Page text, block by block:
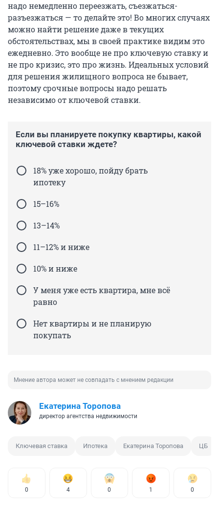
надо немедленно переезжать, съезжаться-
разъезжаться — то делайте это! Во многих случаях
можно найти решение даже в текущих
обстоятельствах, мы в своей практике видим это
ежедневно. Это вообще не про ключевую ставку и
не про кризис, это про жизнь. Идеальных условий
для решения жилищного вопроса не бывает,
поэтому срочные вопросы надо решать
независимо от ключевой ставки.
Если вы планируете покупку квартиры, какой
ключевой ставки ждете?
18% уже хорошо, пойду брать
ипотеку
15–16%
13–14%
11–12% и ниже
10% и ниже
У меня уже есть квартира, мне всё
равно
Нет квартиры и не планирую
покупать
Мнение автора может не совпадать с мнением редакции
Екатерина Торопова
директор агентства недвижимости
Ключевая ставка Ипотека Екатерина Торопова ЦБ
0 4 0 1 0